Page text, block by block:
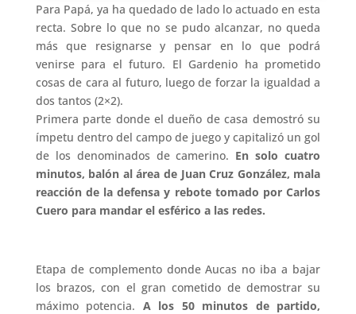
Para Papá, ya ha quedado de lado lo actuado en esta
recta. Sobre lo que no se pudo alcanzar, no queda
más que resignarse y pensar en lo que podrá
venirse para el futuro. El Gardenio ha prometido
cosas de cara al futuro, luego de forzar la igualdad a
dos tantos (2×2).
Primera parte donde el dueño de casa demostró su
ímpetu dentro del campo de juego y capitalizó un gol
de los denominados de camerino. En solo cuatro
minutos, balón al área de Juan Cruz González, mala
reacción de la defensa y rebote tomado por Carlos
Cuero para mandar el esférico a las redes.
Etapa de complemento donde Aucas no iba a bajar
los brazos, con el gran cometido de demostrar su
máximo potencia. A los 50 minutos de partido,